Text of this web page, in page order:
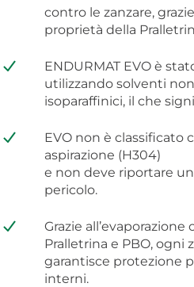
contro le zanzare,
proprietà della
ENDURMAT EVO è
utilizzando solventi non
isoparaffinici, il che
EVO non è classificato
aspirazione (H304)
e non deve riportare
pericolo.
Grazie
Pralletrina e PBO, ogni
garantisce protezione
interni.